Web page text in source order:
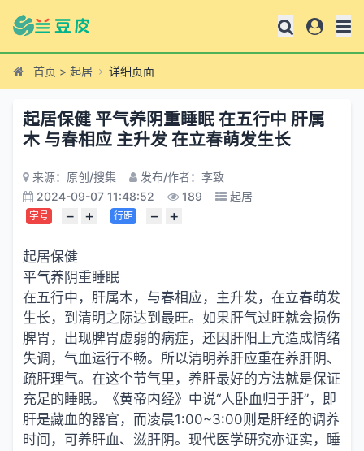
首页 > 起居 详细页面
起居保健 平气养阴重睡眠 在五行中 肝属
木 与春相应 主升发 在立春萌发生长
来源：原创/搜集
发布/作者：李致
2024-09-07 11:48:52
189 起居
字号 − + 行距 − +
起居保健
平气养阴重睡眠
在五行中，肝属木，与春相应，主升发，在立春萌发
生长，到清明之际达到最旺。如果肝气过旺就会损伤
脾胃，出现脾胃虚弱的病症，还因肝阳上亢造成情绪
失调，气血运行不畅。所以清明养肝应重在养肝阴、
疏肝理气。在这个节气里，养肝最好的方法就是保证
充足的睡眠。《黄帝内经》中说“人卧血归于肝”，即
肝是藏血的器官，而凌晨1:00~3:00则是肝经的调养
时间，可养肝血、滋肝阴。现代医学研究亦证实，睡